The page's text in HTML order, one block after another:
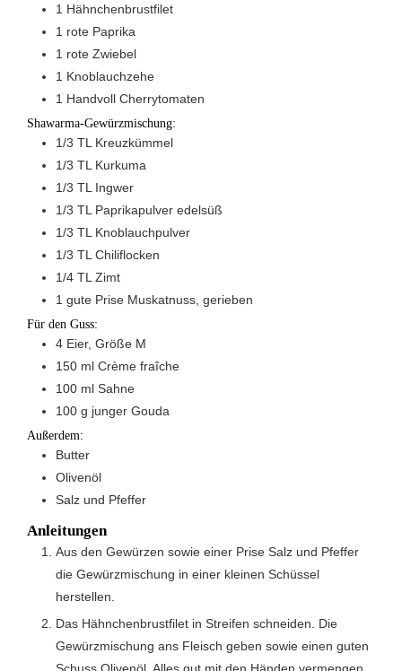
1 Hähnchenbrustfilet
1 rote Paprika
1 rote Zwiebel
1 Knoblauchzehe
1 Handvoll Cherrytomaten
Shawarma-Gewürzmischung:
1/3 TL Kreuzkümmel
1/3 TL Kurkuma
1/3 TL Ingwer
1/3 TL Paprikapulver edelsüß
1/3 TL Knoblauchpulver
1/3 TL Chiliflocken
1/4 TL Zimt
1 gute Prise Muskatnuss, gerieben
Für den Guss:
4 Eier, Größe M
150 ml Crème fraîche
100 ml Sahne
100 g junger Gouda
Außerdem:
Butter
Olivenöl
Salz und Pfeffer
Anleitungen
Aus den Gewürzen sowie einer Prise Salz und Pfeffer
die Gewürzmischung in einer kleinen Schüssel
herstellen.
Das Hähnchenbrustfilet in Streifen schneiden. Die
Gewürzmischung ans Fleisch geben sowie einen guten
Schuss Olivenöl. Alles gut mit den Händen vermengen,